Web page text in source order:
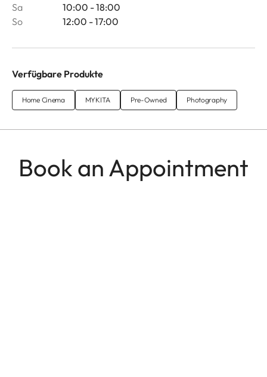
Sa
10:00 - 18:00
So
12:00 - 17:00
Verfügbare Produkte
Home Cinema MYKITA Pre-Owned Photography
Book an Appointment